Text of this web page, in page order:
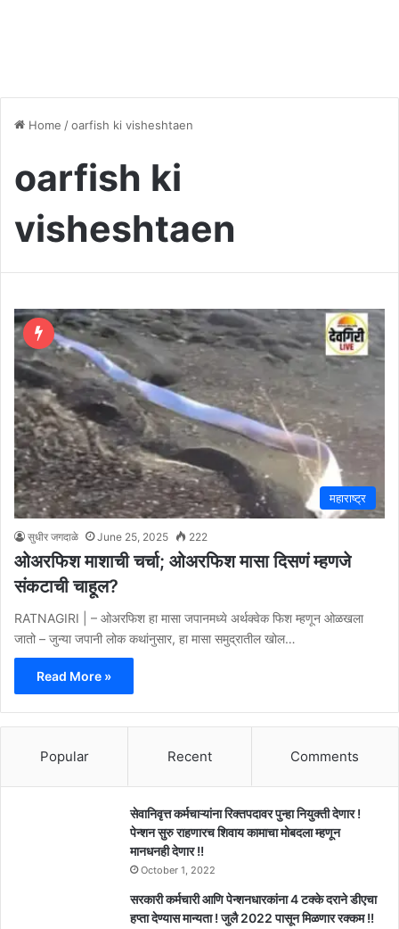
Home /oarfish ki visheshtaen
oarfish ki
visheshtaen
महाराष्ट्र
सुधीर जगदाळे June 25, 2025 222
ओअरफिश माशाची चर्चा; ओअरफिश मासा दिसणं म्हणजे
संकटाची चाहूल?
RATNAGIRI | – ओअरफिश हा मासा जपानमध्ये अर्थक्वेक फिश म्हणून ओळखला
जातो – जुन्या जपानी लोक कथांनुसार, हा मासा समुद्रातील खोल…
Read More »
Popular Recent Comments
सेवानिवृत्त कर्मचाऱ्यांना रिक्तपदावर पुन्हा नियुक्ती देणार !
पेन्शन सुरु राहणारच शिवाय कामाचा मोबदला म्हणून
मानधनही देणार !!
October 1, 2022
सरकारी कर्मचारी आणि पेन्शनधारकांना 4 टक्के दराने डीएचा
हप्ता देण्यास मान्यता ! जुलै 2022 पासून मिळणार रक्कम !!